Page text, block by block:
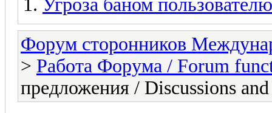
Угроза баном
Форум сторонников
> Работа Форума / Forum
предложения / Discussions